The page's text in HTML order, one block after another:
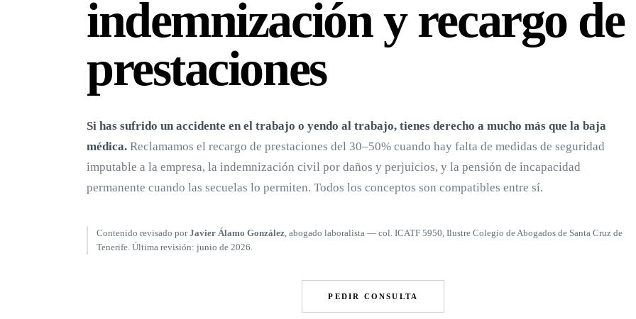
indemnización y recargo de
prestaciones
Si has sufrido un accidente en el trabajo o yendo al trabajo, tienes derecho a mucho más que la baja
médica. Reclamamos el recargo de prestaciones del 30–50% cuando hay falta de medidas de seguridad
imputable a la empresa, la indemnización civil por daños y perjuicios, y la pensión de incapacidad
permanente cuando las secuelas lo permiten. Todos los conceptos son compatibles entre sí.
Contenido revisado porJavier Álamo González, abogado laboralista — col. ICATF 5950, Ilustre Colegio de Abogados de Santa Cruz de
Tenerife. Última revisión: junio de 2026.
PEDIR CONSULTA